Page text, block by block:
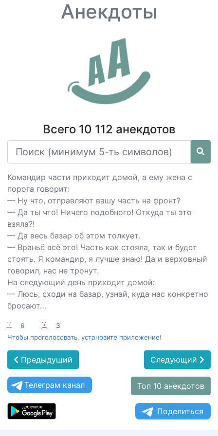
Анекдоты
Всего 10 112 анекдотов
Командир части приходит домой, а ему жена с
порога говорит:
— Ну что, отправляют вашу часть на фронт?
— Да ты что! Ничего подобного! Откуда ты это
взяла?!
— Да весь базар об этом толкует.
— Враньё всё это! Часть как стояла, так и будет
стоять. Я командир, я лучше знаю! Да и верховный
говорил, нас не тронут.
На следующий день приходит домой:
— Люсь, сходи на базар, узнай, куда нас конкретно
бросают…
:-) 6 :-(
3
Чтобы проголосовать, установите приложение!
Предыдущий Следующий
Телеграм канал Топ 10 анекдотов
Поделиться